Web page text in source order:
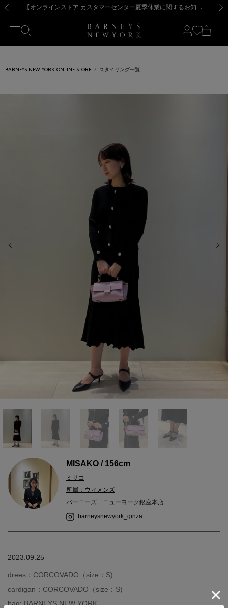
新規登録のお客様も対象！＜MY BARNEYS＞会員のお客様は11,000円（税込）以上のお買上げで常時送料無料！お買い物の際は会員登録を！
【夏季休業に伴う出荷一時停止のお知らせ】(2026.8.7) 【オンラインストア カスタマーセンター夏季休業に関するお知らせ】（2026.8.7）
【夏季休業に伴う返品・交換承り一時停止のお知らせ】（2026.8.5）
熊本県を中心とした地震の影響によるお荷物のお届けについて
【開催中】SUMMER SALEのご案内・ご注意事項 新規登録のお客様も対象！＜MY BARNEYS＞会員のお客様は11,000円（税込）以上のお買上げで常時送料無料！お買い物の際は会員登録を！
【夏季休業に伴う出荷一時停止のお知らせ】(2026.8.7)
BARNEYS NEW YORK ONLINE STORE スタイリング一覧
MISAKO / 156cm
ミサコ
所属：ウィメンズ
バーニーズ ニューヨーク銀座本店
barneysnewyork_ginza
2023.09.25
drees：CORCOVADO（size：S)
cardigan：CORCOVADO（size：S)
bag: BARNEYS NEW YORK